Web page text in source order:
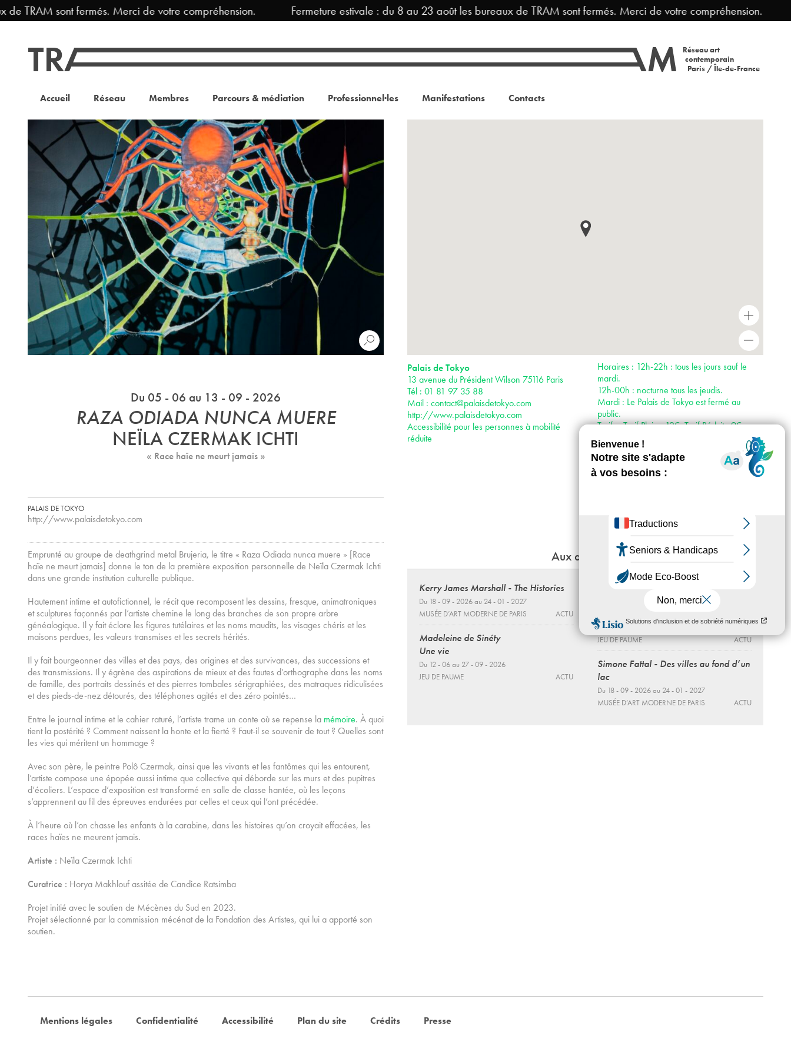
sont fermés. Merci de votre compréhension. Fermeture estivale : du 8 au 23 août les bureaux de TRAM sont fermés. Merci de votre compréhension.
Réseau art
contemporain
Paris / Île-de-France
Accueil Réseau Membres Parcours & médiation Professionnel·les Manifestations Contacts
Du 05 - 06 au 13 - 09 - 2026
RAZA ODIADA NUNCA MUERE
NEÏLA CZERMAK ICHTI
« Race haïe ne meurt jamais »
PALAIS DE TOKYO
http://www.palaisdetokyo.com
Emprunté au groupe de deathgrind metal Brujeria, le titre « Raza Odiada nunca muere » [Race
haïe ne meurt jamais] donne le ton de la première exposition personnelle de Neïla Czermak Ichti
dans une grande institution culturelle publique.
Hautement intime et autofictionnel, le récit que recomposent les dessins, fresque, animatroniques
et sculptures façonnés par l’artiste chemine le long des branches de son propre arbre
généalogique. Il y fait éclore les figures tutélaires et les noms maudits, les visages chéris et les
maisons perdues, les valeurs transmises et les secrets hérités.
Il y fait bourgeonner des villes et des pays, des origines et des survivances, des successions et
des transmissions. Il y égrène des aspirations de mieux et des fautes d’orthographe dans les noms
de famille, des portraits dessinés et des pierres tombales sérigraphiées, des matraques ridiculisées
et des pieds-de-nez détourés, des téléphones agités et des zéro pointés…
Entre le journal intime et le cahier raturé, l’artiste trame un conte où se repense la mémoire. À quoi
tient la postérité ? Comment naissent la honte et la fierté ? Faut-il se souvenir de tout ? Quelles sont
les vies qui méritent un hommage ?
Avec son père, le peintre Polô Czermak, ainsi que les vivants et les fantômes qui les entourent,
l’artiste compose une épopée aussi intime que collective qui déborde sur les murs et des pupitres
d’écoliers. L’espace d’exposition est transformé en salle de classe hantée, où les leçons
s’apprennent au fil des épreuves endurées par celles et ceux qui l’ont précédée.
À l’heure où l’on chasse les enfants à la carabine, dans les histoires qu’on croyait effacées, les
races haïes ne meurent jamais.
Artiste : Neïla Czermak Ichti
Curatrice : Horya Makhlouf assitée de Candice Ratsimba
Projet initié avec le soutien de Mécènes du Sud en 2023.
Projet sélectionné par la commission mécénat de la Fondation des Artistes, qui lui a apporté son
soutien.
+
Palais de Tokyo
13 avenue du Président Wilson 75116 Paris
Tél : 01 81 97 35 88
Mail : contact@palaisdetokyo.com
http://www.palaisdetokyo.com
Accessibilité pour les personnes à mobilité
réduite
Horaires : 12h-22h : tous les jours sauf le
mardi.
12h-00h : nocturne tous les jeudis.
Mardi : Le Palais de Tokyo est fermé au
public.
Tarifs : Tarif Plein : 12€, Tarif Réduit : 9€.
Accès :
· Métro 9
· RER C
avenue Marceau ou 3 avenue Bosquet
Aux alentours
Kerry James Marshall - The Histories
Du 18 - 09 - 2026 au 24 - 01 - 2027
MUSÉE D’ART MODERNE DE PARIS
ACTU
Madeleine de Sinéty
Une vie
Du 12 - 06 au 27 - 09 - 2026
JEU DE PAUME
ACTU
Fragile beauté
Photographies de la collection de Sir
Du 12 - 06 au 27 - 09 - 2026
JEU DE PAUME
ACTU
Simone Fattal - Des villes au fond d’un
lac
Du 18 - 09 - 2026 au 24 - 01 - 2027
MUSÉE D’ART MODERNE DE PARIS
ACTU
Mentions légales Confidentialité Accessibilité Plan du site Crédits Presse